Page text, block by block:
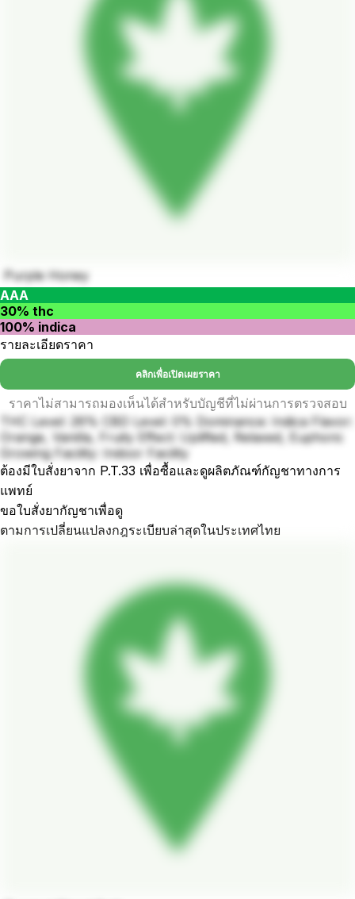
Purple Honey
AAA
30% thc
100% indica
รายละเอียดราคา
คลิกเพื่อเปิดเผยราคา
ราคาไม่สามารถมองเห็นได้สำหรับบัญชีที่ไม่ผ่านการตรวจสอบ
THC Level: 26% CBD Level: 0% Dominance: Indica Flavor:
Orange, Vanilla, Fruity Effect: Uplifted, Relaxed, Euphoric
Growing Facility: Indoor Facility
ต้องมีใบสั่งยาจาก P.T.33 เพื่อซื้อและดูผลิตภัณฑ์กัญชาทางการ
แพทย์
ขอใบสั่งยากัญชาเพื่อดู
ตามการเปลี่ยนแปลงกฎระเบียบล่าสุดในประเทศไทย